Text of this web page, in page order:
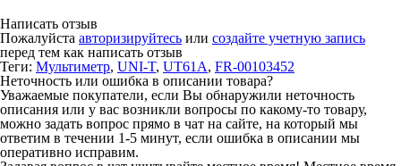
Написать отзыв
Пожалуйста авторизируйтесь или создайте учетную запись
перед тем как написать отзыв
Теги: Мультиметр, UNI-T, UT61A, FR-00103452
Неточность или ошибка в описании товара?
Уважаемые покупатели, если Вы обнаружили неточность
описания или у вас возникли вопросы по какому-то товару,
можно задать вопрос прямо в чат на сайте, на который мы
ответим в течении 1-5 минут, если ошибка в описании мы
оперативно исправим.